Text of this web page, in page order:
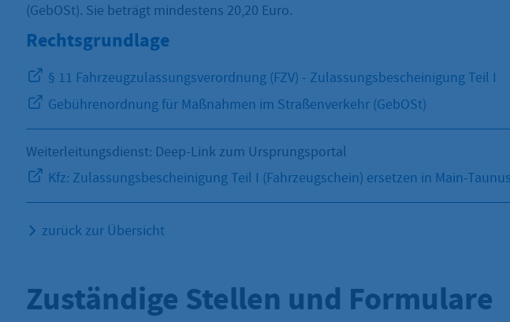
(GebOSt). Sie beträgt mindestens 20,20 Euro.
Rechtsgrundlage
§ 11 Fahrzeugzulassungsverordnung (FZV) - Zulassungsbescheinigung Teil I
Gebührenordnung für Maßnahmen im Straßenverkehr (GebOSt)
Weiterleitungsdienst: Deep-Link zum Ursprungsportal
Kfz: Zulassungsbescheinigung Teil I (Fahrzeugschein) ersetzen in Main-
zurück zur Übersicht
Zuständige Stellen und Formulare